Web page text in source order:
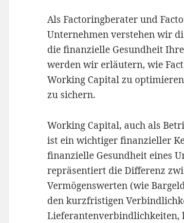
Als Factoringberater und
Unternehmen verstehen wir
die finanzielle Gesundheit
werden wir erläutern, wie
Working Capital zu
zu sichern.
Working Capital, auch als
ist ein wichtiger finanzieller
finanzielle Gesundheit eines
repräsentiert die Differenz
Vermögenswerten (wie
den kurzfristigen
Lieferantenverbindlichkeiten,